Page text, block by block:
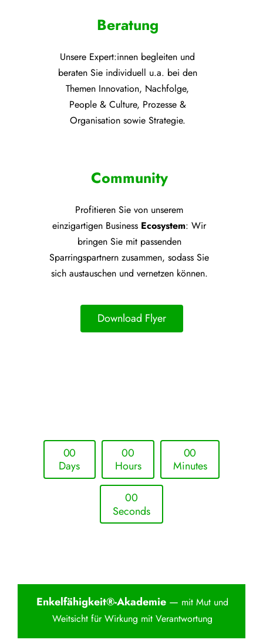
Beratung
Unsere Expert:innen begleiten und
beraten Sie individuell u.a. bei den
Themen Innovation, Nachfolge,
People & Culture, Prozesse &
Organisation sowie Strategie.
Community
Profitieren Sie von unserem
einzigartigen Business Ecosystem: Wir
bringen Sie mit passenden
Sparringspartnern zusammen, sodass Sie
sich austauschen und vernetzen können.
Download Flyer
00
Days
00
Hours
00
Minutes
00
Seconds
Enkelfähigkeit®-Akademie— mit Mut und
Weitsicht für Wirkung mit Verantwortung